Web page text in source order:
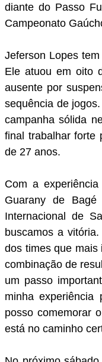
diante do Passo
Campeonato
Jeferson Lopes
Ele atuou em oito
ausente por
sequência de
campanha sólida
final trabalhar forte
de 27 anos.
Com a
Guarany de
Internacional de
buscamos a
dos times que
combinação de
um passo
minha experiência
posso comemorar
está no caminho